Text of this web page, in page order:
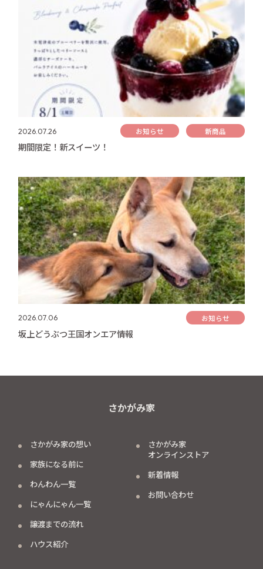
2026.07.26 お知らせ 新商品
期間限定！新スイーツ！
2026.07.06 お知らせ
坂上どうぶつ王国オンエア情報
さかがみ家
さかがみ家の想い
家族になる前に
わんわん一覧
にゃんにゃん一覧
譲渡までの流れ
ハウス紹介
さかがみ家
オンラインストア
新着情報
お問い合わせ